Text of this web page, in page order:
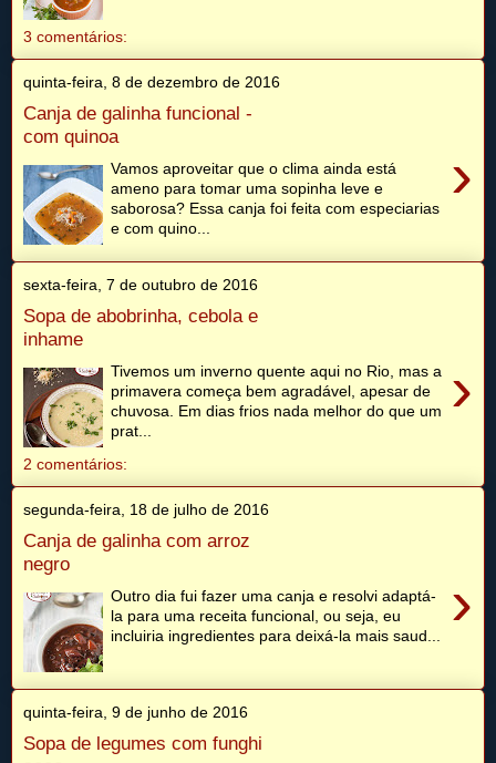
3 comentários:
quinta-feira, 8 de dezembro de 2016
Canja de galinha funcional -
com quinoa
›
Vamos aproveitar que o clima ainda está
ameno para tomar uma sopinha leve e
saborosa? Essa canja foi feita com especiarias
e com quino...
sexta-feira, 7 de outubro de 2016
Sopa de abobrinha, cebola e
inhame
›
Tivemos um inverno quente aqui no Rio, mas a
primavera começa bem agradável, apesar de
chuvosa. Em dias frios nada melhor do que um
prat...
2 comentários:
segunda-feira, 18 de julho de 2016
Canja de galinha com arroz
negro
›
Outro dia fui fazer uma canja e resolvi adaptá-
la para uma receita funcional, ou seja, eu
incluiria ingredientes para deixá-la mais saud...
quinta-feira, 9 de junho de 2016
Sopa de legumes com funghi